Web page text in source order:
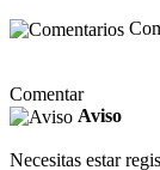
Comentar
Aviso
Necesitas estar